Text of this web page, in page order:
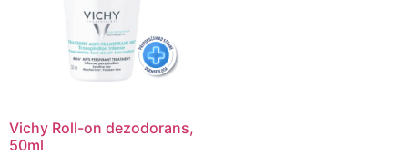
Vichy Roll-on dezodorans,
50ml